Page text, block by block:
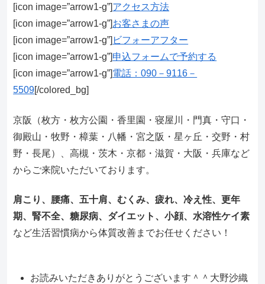
[icon image=”arrow1-g”]アクセス方法
[icon image=”arrow1-g”]お客さまの声
[icon image=”arrow1-g”] ビフォーアフター
[icon image=”arrow1-g”]申込フォームで予約する
[icon image=”arrow1-g”]電話：090－9116－
5509[/colored_bg]
京阪（枚方・枚方公園・香里園・寝屋川・門真・守口・
御殿山・牧野・樟葉・八幡・宮之阪・星ヶ丘・交野・村
野・長尾）、高槻・茨木・京都・滋賀・大阪・兵庫など
からご来院いただいております。
肩こり、腰痛、五十肩、むくみ、疲れ、冷え性、更年
期、腎不全、糖尿病、ダイエット、小顔、水溶性ケイ素
など生活習慣病から体質改善までお任せください！
お読みいただきありがとうございます＾＾大野沙織